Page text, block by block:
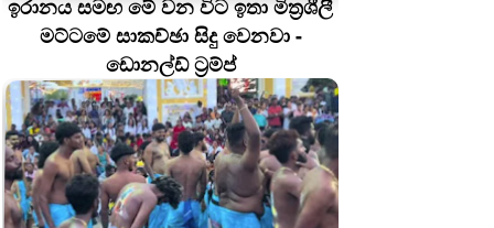
ඉරානය සමඟ මේ වන විට ඉතා මිත්‍රශීලී
මට්ටමේ සාකච්ඡා සිදු වෙනවා -
ඩොනල්ඩ් ට්‍රම්ප්